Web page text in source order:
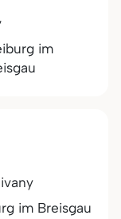
im
im Breisgau